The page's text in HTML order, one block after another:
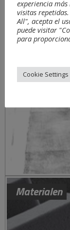
Materialen
experiencia
visitas
All", acepta el
puede visitar
para
Cookie Settings